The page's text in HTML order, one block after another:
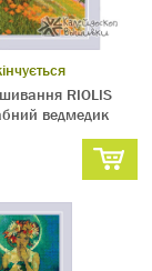
RIOLIS
ведмедик